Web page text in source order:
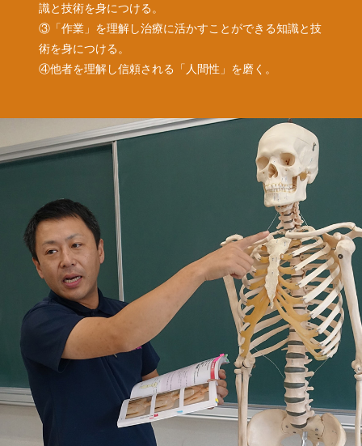
識と技術を身につける。
③「作業」を理解し治療に活かすことができる知識と技
術を身につける。
④他者を理解し信頼される「人間性」を磨く。